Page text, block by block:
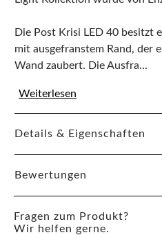
Die Post Krisi LED 40 besitzt
mit ausgefranstem Rand, der
Wand zaubert. Die Ausfra...
Weiterlesen
Details & Eigenschaften
Bewertungen
Fragen zum Produkt?
Wir helfen gerne.